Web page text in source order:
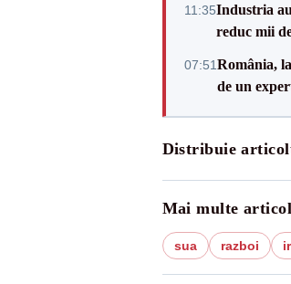
11:35Industria
reduc mii
07:51România,
de un
Distribuie
Mai multe
sua razboi